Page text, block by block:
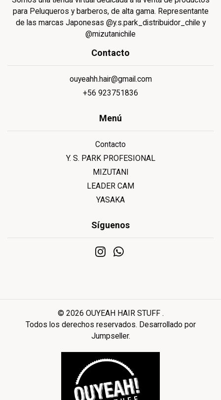
para Peluqueros y barberos, de alta gama. Representante
de las marcas Japonesas @y.s.park_distribuidor_chile y
@mizutanichile
Contacto
ouyeahh.hair@gmail.com
+56 923751836
Menú
Contacto
Y. S. PARK PROFESIONAL
MIZUTANI
LEADER CAM
YASAKA
Síguenos
© 2026 OUYEAH HAIR STUFF .
Todos los derechos reservados. Desarrollado por
Jumpseller.